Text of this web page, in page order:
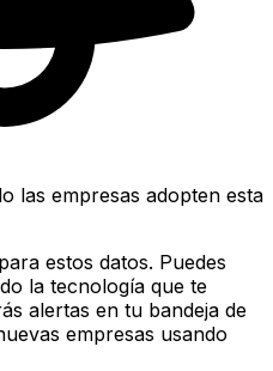
las empresas adopten esta
estos datos. Puedes
la tecnología que te
alertas en tu bandeja de
empresas usando